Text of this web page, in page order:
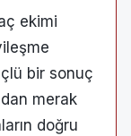
ekimi
bir sonuç
merak
doğru